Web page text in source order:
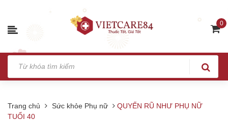
0
Trang chủ Sức khỏe Phụ nữ
QUYẾN RŨ NHƯ PHỤ NỮ
TUỔI 40